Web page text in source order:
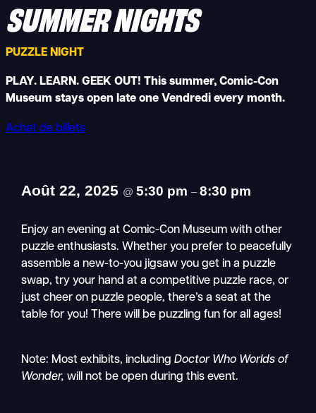
SUMMER NIGHTS
PUZZLE NIGHT
PLAY. LEARN. GEEK OUT! This summer, Comic-Con
Museum stays open late one Vendredi every month.
Achat de billets
Août 22, 2025 @5:30 pm–8:30 pm
Enjoy an evening at Comic-Con Museum with other
puzzle enthusiasts. Whether you prefer to peacefully
assemble a new-to-you jigsaw you get in a puzzle
swap, try your hand at a competitive puzzle race, or
just cheer on puzzle people, there’s a seat at the
table for you! There will be puzzling fun for all ages!
Note: Most exhibits, includingDoctor Who Worlds of
Wonder, will not be open during this event.